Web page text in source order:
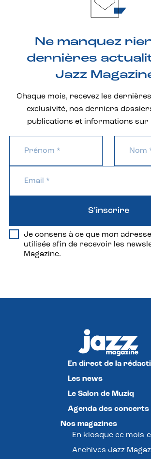
Ne manquez
dernières
Jazz
Chaque mois, recevez les
exclusivité, nos derniers
publications et informations sur
Je consens à ce que mon
utilisée afin de recevoir les
Magazine.
S'inscrire
En direct de la
Les news
Le Salon de Muziq
Agenda des concerts
Nos magazines
En kiosque ce mois-
Archives Jazz